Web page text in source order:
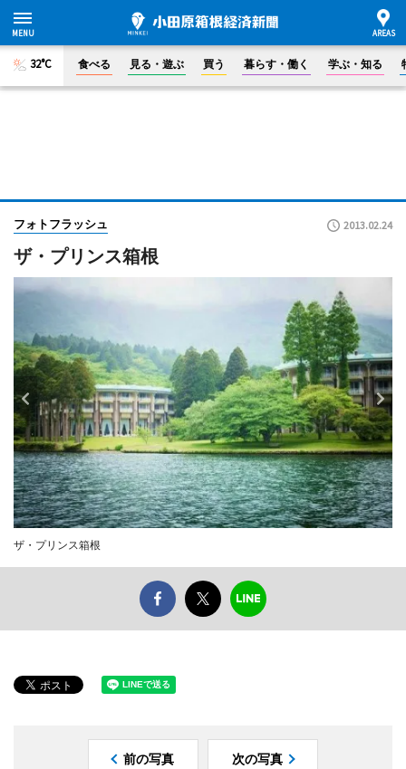
32°C 食べる 見る・遊ぶ 買う 暮らす・働く 学ぶ・知る
フォトフラッシュ 2013.02.24
ザ・プリンス箱根
ザ・プリンス箱根
前の写真 次の写真